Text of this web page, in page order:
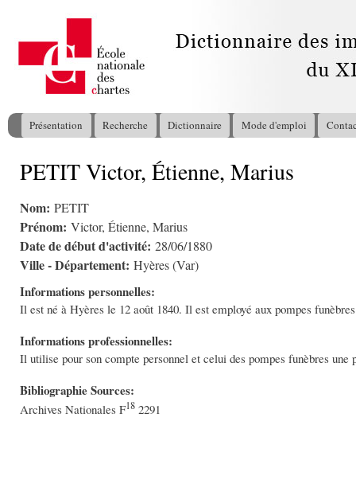
Menu principal
Présentation Recherche Dictionnaire Mode d'emploi
Vous êtes ici
PETIT Victor, Étienne, Marius
Nom: PETIT
Prénom: Victor, Étienne, Marius
Date de début d'activité: 28/06/1880
Ville - Département: Hyères (Var)
Informations personnelles:
Il est né à Hyères le 12 août 1840. Il est employé aux pompes
Informations professionnelles:
Il utilise pour son compte personnel et celui des pompes funèbres une
Bibliographie Sources:
Archives Nationales F18 2291